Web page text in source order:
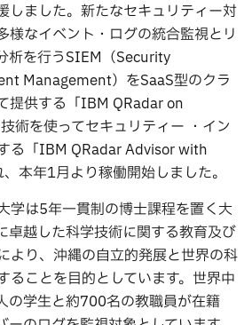
しました。新たなセキュリティー対
様なイベント・ログの統合監視とリ
析を行うSIEM（Security
Management）をSaaS型のクラ
提供する「IBM QRadar on
術を使ってセキュリティー ・イン
る「IBM QRadar Advisor with
本年1月より稼働開始しました。
学は5年一貫制の博士課程を置く大
卓越した科学技術に関する教育及び
より、沖縄の自立的発展と世界の科
ることを目的としています。世界中
の学生と約700名の教職員が在籍